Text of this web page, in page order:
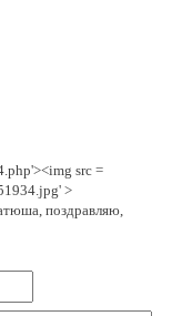
src =
>
поздравляю,